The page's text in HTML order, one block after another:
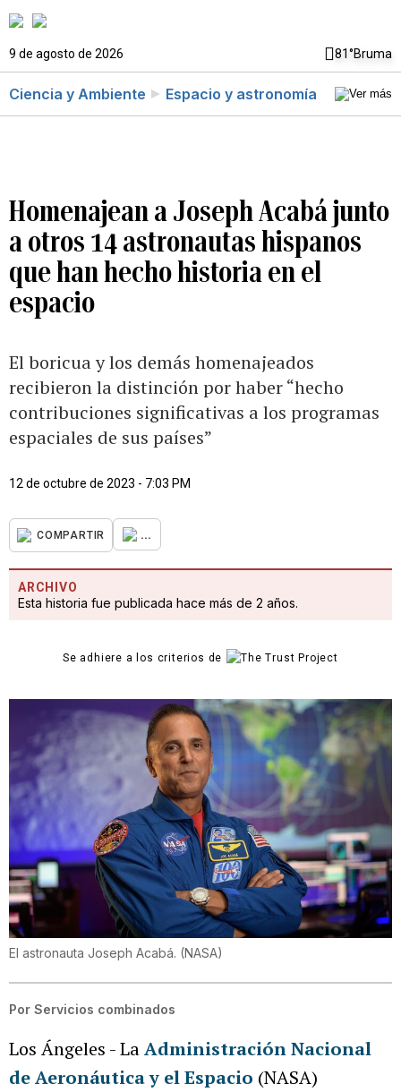
9 de agosto de 2026 81°Bruma
Ciencia y Ambiente Espacio y astronomía
Homenajean a Joseph Acabá junto
a otros 14 astronautas hispanos
que han hecho historia en el
espacio
El boricua y los demás homenajeados
recibieron la distinción por haber “hecho
contribuciones significativas a los programas
espaciales de sus países”
12 de octubre de 2023 - 7:03 PM
COMPARTIR ...
ARCHIVO
Esta historia fue publicada hace más de 2 años.
Se adhiere a los criterios de
El astronauta Joseph Acabá. (NASA)
Por Servicios combinados
Los Ángeles - LaAdministración Nacional
de Aeronáutica y el Espacio (NASA)